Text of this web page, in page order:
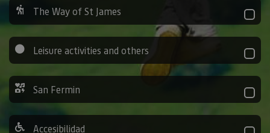
The Way of St James
Leisure activities and others
San Fermin
Accesibilidad